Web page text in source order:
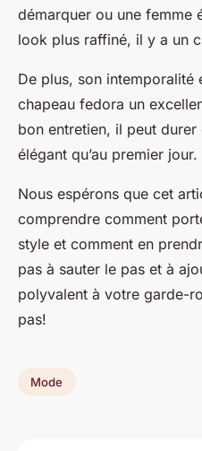
démarquer ou une femme
look plus raffiné, il y a un
De plus, son intemporalité
chapeau fedora un
bon entretien, il peut durer
élégant qu’au premier jour.
Nous espérons que cet
comprendre comment
style et comment en
pas à sauter le pas et à
polyvalent à votre garde-
pas!
Mode